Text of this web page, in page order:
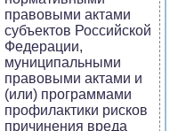
правовыми актами
субъектов Российской
Федерации,
муниципальными
правовыми актами и
(или) программами
профилактики рисков
причинения вреда